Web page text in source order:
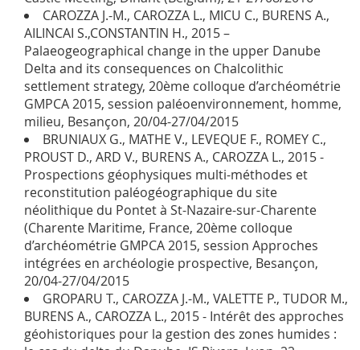
CAROZZA J.-M., CAROZZA L., MICU C., BURENS A.,
AILINCAI S.,CONSTANTIN H., 2015 –
Palaeogeographical change in the upper Danube
Delta and its consequences on Chalcolithic
settlement strategy, 20ème colloque d’archéométrie
GMPCA 2015, session paléoenvironnement, homme,
milieu, Besançon, 20/04-27/04/2015
BRUNIAUX G., MATHE V., LEVEQUE F., ROMEY C.,
PROUST D., ARD V., BURENS A., CAROZZA L., 2015 -
Prospections géophysiques multi-méthodes et
reconstitution paléogéographique du site
néolithique du Pontet à St-Nazaire-sur-Charente
(Charente Maritime, France, 20ème colloque
d’archéométrie GMPCA 2015, session Approches
intégrées en archéologie prospective, Besançon,
20/04-27/04/2015
GROPARU T., CAROZZA J.-M., VALETTE P., TUDOR M.,
BURENS A., CAROZZA L., 2015 - Intérêt des approches
géohistoriques pour la gestion des zones humides :